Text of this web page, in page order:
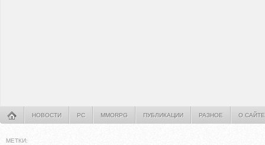
НОВОСТИ PC MMORPG ПУБЛИКАЦИИ РАЗНОЕ О САЙТЕ
МЕТКИ: